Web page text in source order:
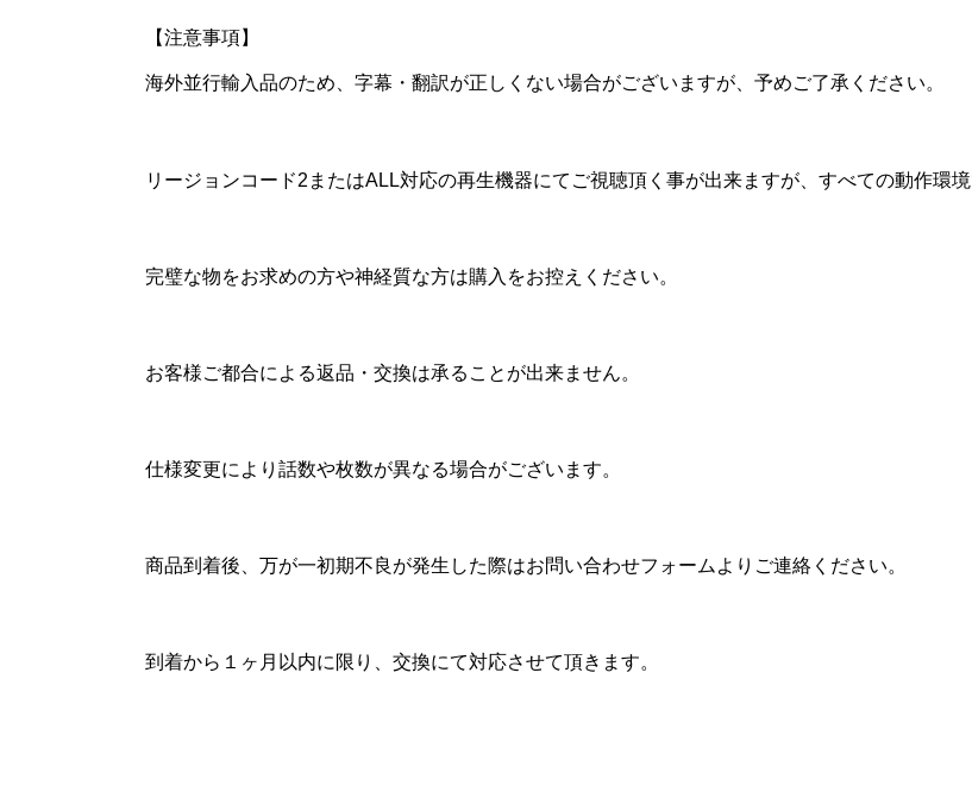
【注意事項】
海外並行輸入品のため、字幕・翻訳が正しくない場合がございますが、予めご了承ください。
リージョンコード2またはALL対応の再生機器にてご視聴頂く事が出来ますが、すべての動作環
完璧な物をお求めの方や神経質な方は購入をお控えください。
お客様ご都合による返品・交換は承ることが出来ません。
仕様変更により話数や枚数が異なる場合がございます。
商品到着後、万が一初期不良が発生した際はお問い合わせフォームよりご連絡ください。
到着から１ヶ月以内に限り、交換にて対応させて頂きます。